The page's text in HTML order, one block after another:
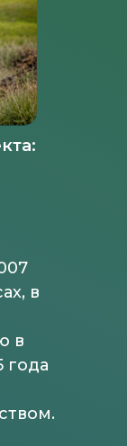
в
в
года